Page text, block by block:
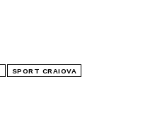
SPORT CRAIOVA